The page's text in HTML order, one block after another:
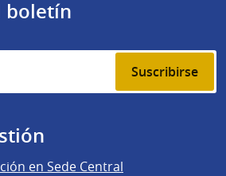
boletín
Suscribirse
en Sede Central